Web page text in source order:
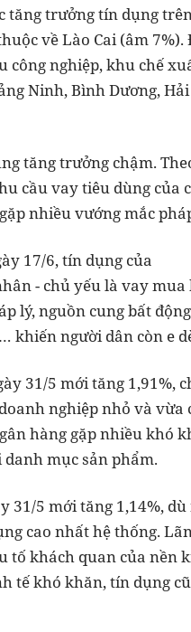
tăng trưởng tín dụng
về Lào Cai (âm 7%).
nghiệp, khu chế
Ninh, Bình Dương, Hải
tăng trưởng chậm.
cầu vay tiêu dùng của
nhiều vướng mắc
17/6, tín dụng của
- chủ yếu là vay mua
lý, nguồn cung bất
khiến người dân còn e
31/5 mới tăng 1,91%,
nghiệp nhỏ và vừa
hàng gặp nhiều khó
mục sản phẩm.
31/5 mới tăng 1,14%,
cao nhất hệ thống.
tố khách quan của nền
tế khó khăn, tín dụng